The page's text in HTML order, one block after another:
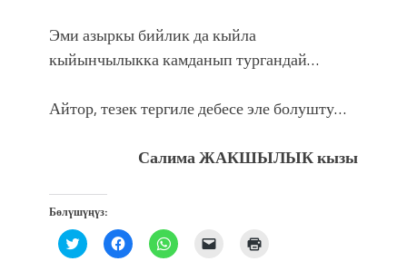
Эми азыркы бийлик да кыйла
кыйынчылыкка камданып тургандай…
Айтор, тезек тергиле дебесе эле болушту…
Салима ЖАКШЫЛЫК кызы
Бөлүшүңүз:
Нажмите,
чтобы
Нажмите,
чтобы
Нажмите,
чтобы
Послать
ссылку